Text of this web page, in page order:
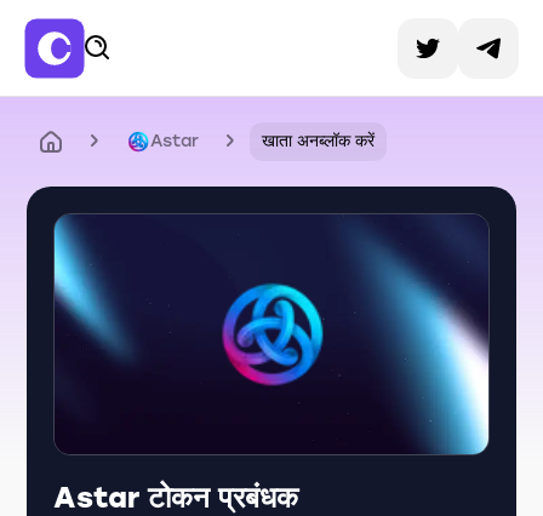
Astar खाता अनब्लॉक करें
Astar टोकन प्रबंधक